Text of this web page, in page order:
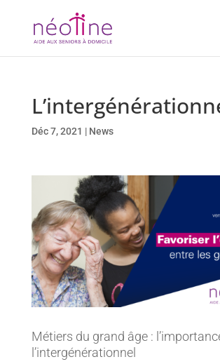
Déc 7, 2021 | News
Métiers du grand âge :
l’intergénérationnel